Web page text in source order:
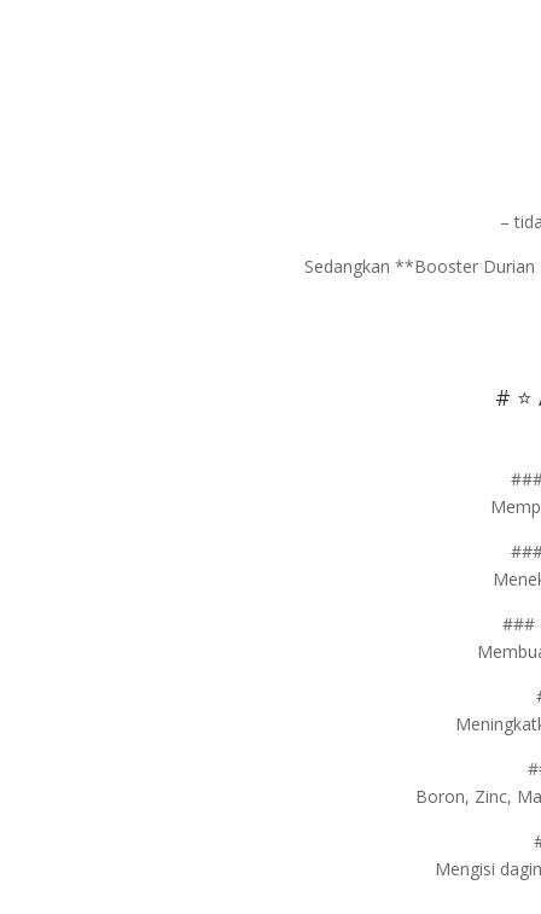
–
Sedangkan **Booster
#
###
Boron, Zinc,
Mengisi